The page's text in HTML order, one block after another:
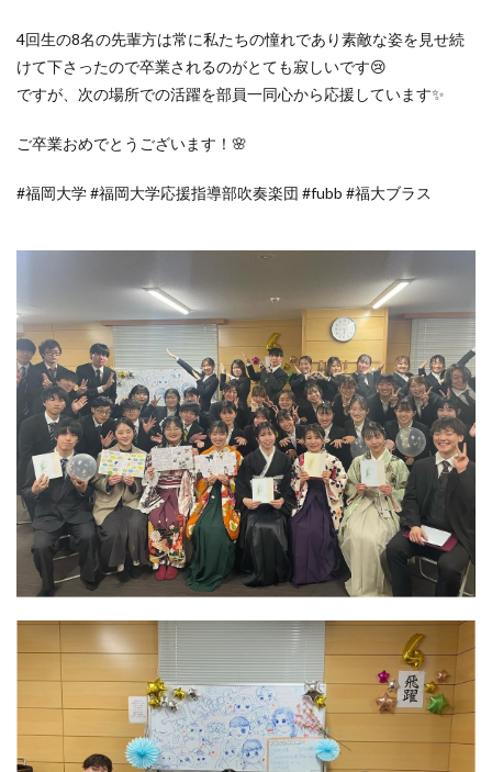
4回生の8名の先輩方は常に私たちの憧れであり素敵な姿を見せ続
けて下さったので卒業されるのがとても寂しいです😢
ですが、次の場所での活躍を部員一同心から応援しています✨️
ご卒業おめでとうございます！🌸
#福岡大学 #福岡大学応援指導部吹奏楽団 #fubb #福大ブラス